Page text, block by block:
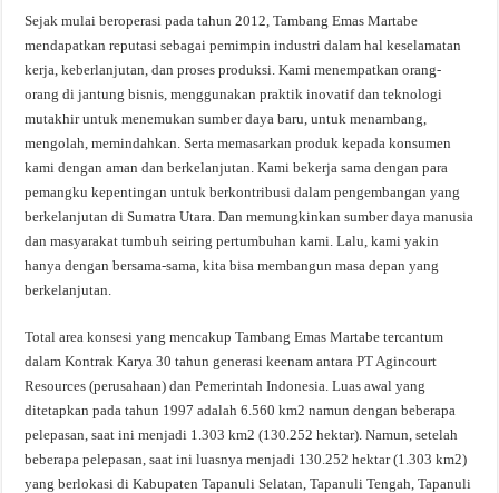
Sejak mulai beroperasi pada tahun 2012, Tambang Emas Martabe
mendapatkan reputasi sebagai pemimpin industri dalam hal keselamatan
kerja, keberlanjutan, dan proses produksi. Kami menempatkan orang-
orang di jantung bisnis, menggunakan praktik inovatif dan teknologi
mutakhir untuk menemukan sumber daya baru, untuk menambang,
mengolah, memindahkan. Serta memasarkan produk kepada konsumen
kami dengan aman dan berkelanjutan. Kami bekerja sama dengan para
pemangku kepentingan untuk berkontribusi dalam pengembangan yang
berkelanjutan di Sumatra Utara. Dan memungkinkan sumber daya manusia
dan masyarakat tumbuh seiring pertumbuhan kami. Lalu, kami yakin
hanya dengan bersama-sama, kita bisa membangun masa depan yang
berkelanjutan.
Total area konsesi yang mencakup Tambang Emas Martabe tercantum
dalam Kontrak Karya 30 tahun generasi keenam antara PT Agincourt
Resources (perusahaan) dan Pemerintah Indonesia. Luas awal yang
ditetapkan pada tahun 1997 adalah 6.560 km2 namun dengan beberapa
pelepasan, saat ini menjadi 1.303 km2 (130.252 hektar). Namun, setelah
beberapa pelepasan, saat ini luasnya menjadi 130.252 hektar (1.303 km2)
yang berlokasi di Kabupaten Tapanuli Selatan, Tapanuli Tengah, Tapanuli